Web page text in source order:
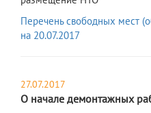
Перечень свободных мест
на 20.07.2017
27.07.2017
О начале демонтажных